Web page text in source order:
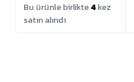
Bu ürünle birlikte4kez
satın alındı